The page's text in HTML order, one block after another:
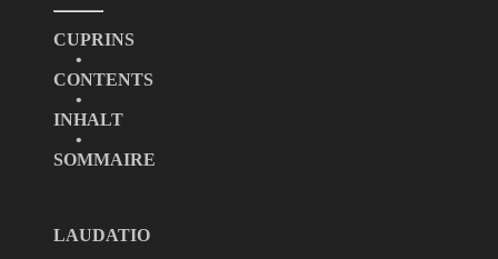
CUPRINS
•
CONTENTS
•
INHALT
•
SOMMAIRE
LAUDATIO